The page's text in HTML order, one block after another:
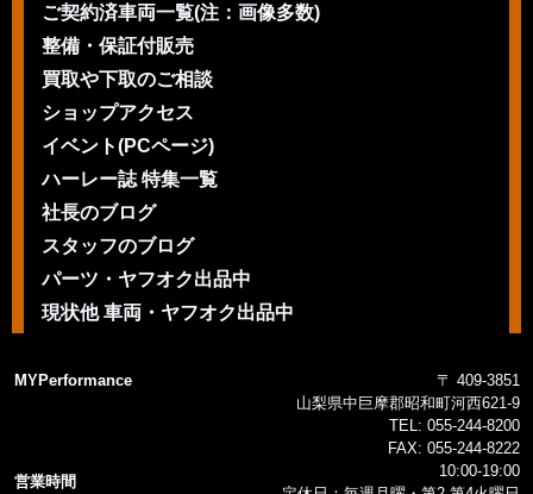
ご契約済車両一覧(注：画像多数)
整備・保証付販売
買取や下取のご相談
ショップアクセス
イベント(PCページ)
ハーレー誌 特集一覧
社長のブログ
スタッフのブログ
パーツ・ヤフオク出品中
現状他 車両・ヤフオク出品中
MYPerformance
〒 409-3851
山梨県中巨摩郡昭和町河西621-9
TEL: 055-244-8200
FAX: 055-244-8222
営業時間
10:00-19:00